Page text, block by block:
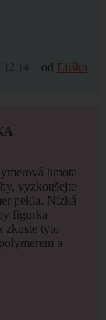
12:14 od Eliška
hmota
vyzkoušejte
pekla. Nízká
figurka
zkuste tyto
a